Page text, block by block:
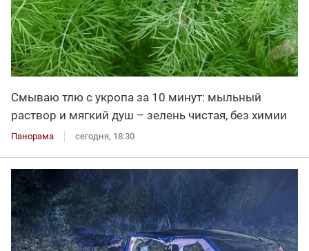
Смываю тлю с укропа за 10 минут: мыльный
раствор и мягкий душ – зелень чистая, без химии
Панорама сегодня, 18:30